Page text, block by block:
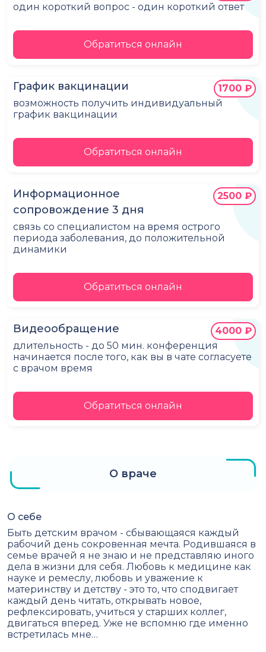
один короткий вопрос - один короткий ответ
Обратиться онлайн
График вакцинации
возможность получить индивидуальный
график вакцинации
1700 ₽
Обратиться онлайн
Информационное
сопровождение 3 дня
связь со специалистом на время острого
периода заболевания, до положительной
динамики
2500 ₽
Обратиться онлайн
Видеообращение
длительность - до 50 мин. конференция
начинается после того, как вы в чате согласуете
с врачом время
4000 ₽
Обратиться онлайн
О враче
О себе
Быть детским врачом - сбывающаяся каждый
рабочий день сокровенная мечта. Родившаяся в
семье врачей я не знаю и не представляю иного
дела в жизни для себя. Любовь к медицине как
науке и ремеслу, любовь и уважение к
материнству и детству - это то, что сподвигает
каждый день читать, открывать новое,
рефлексировать, учиться у старших коллег,
двигаться вперед. Уже не вспомню где именно
встретилась мне…